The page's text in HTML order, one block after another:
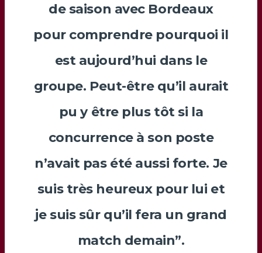
de saison avec Bordeaux
pour comprendre pourquoi il
est aujourd’hui dans le
groupe. Peut-être qu’il aurait
pu y être plus tôt si la
concurrence à son poste
n’avait pas été aussi forte. Je
suis très heureux pour lui et
je suis sûr qu’il fera un grand
match demain”.